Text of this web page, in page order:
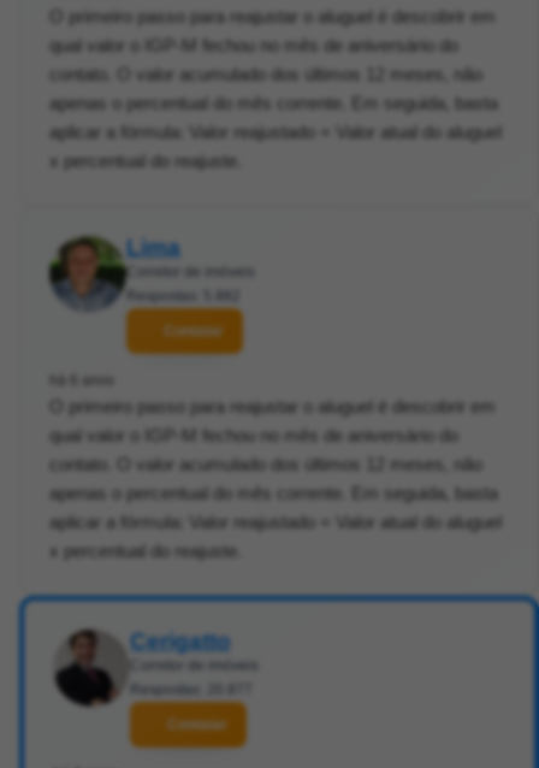
O primeiro passo para reajustar o aluguel é descobrir em
qual valor o IGP-M fechou no mês de aniversário do
contato. O valor acumulado dos últimos 12 meses, não
apenas o percentual do mês corrente. Em seguida, basta
aplicar a fórmula: Valor reajustado = Valor atual do aluguel
x percentual do reajuste.
Lima
Contatar
O primeiro passo para reajustar o aluguel é descobrir em
qual valor o IGP-M fechou no mês de aniversário do
contato. O valor acumulado dos últimos 12 meses, não
apenas o percentual do mês corrente. Em seguida, basta
aplicar a fórmula: Valor reajustado = Valor atual do aluguel
x percentual do reajuste.
Cerigatto
Contatar